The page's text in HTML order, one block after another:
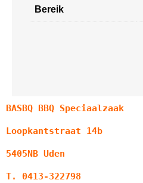
Bereik
BASBQ BBQ Speciaalzaak
Loopkantstraat 14b
5405NB Uden
T. 0413-322798